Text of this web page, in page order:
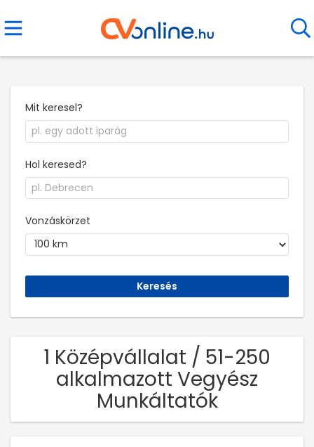
Mit keresel?
Hol keresed?
Vonzáskörzet
1 Középvállalat / 51-250
alkalmazott Vegyész
Munkáltatók